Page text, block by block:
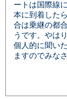
ートは国際線
本に到着した
合は乗継の都
うです。やは
個人的に聞い
ますのでみな